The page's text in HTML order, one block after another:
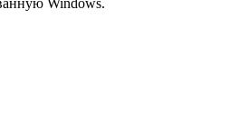
Windows.